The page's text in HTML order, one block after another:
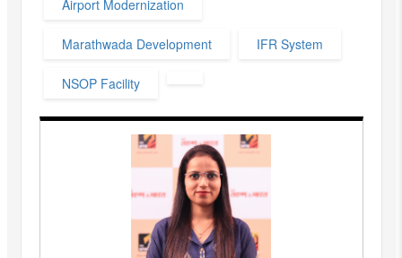
Airport Modernization
Marathwada Development IFR System
NSOP Facility